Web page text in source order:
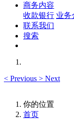
商务内容
收款银行 业务
联系我们
搜索
< Previous > Next
你的位置
首页